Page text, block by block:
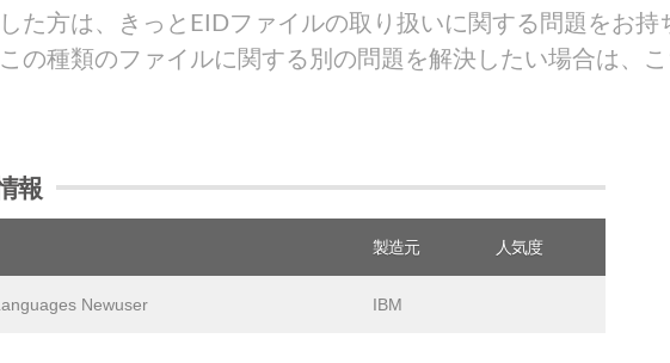
た方は、きっとEIDファイルの取り扱いに関する問題をお持
の種類のファイルに関する別の問題を解決したい場合は、
報
製造元 人気度
Newuser IBM